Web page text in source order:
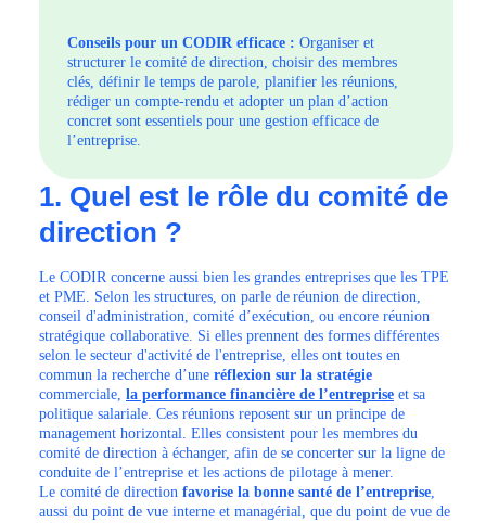
Conseils pour un CODIR efficace : Organiser et
structurer le comité de direction, choisir des membres
clés, définir le temps de parole, planifier les réunions,
rédiger un compte-rendu et adopter un plan d’action
concret sont essentiels pour une gestion efficace de
l’entreprise.
1. Quel est le rôle du comité de
direction ?
Le CODIR concerne aussi bien les grandes entreprises que les TPE
et PME. Selon les structures, on parle de réunion de direction,
conseil d'administration, comité d’exécution, ou encore réunion
stratégique collaborative. Si elles prennent des formes différentes
selon le secteur d'activité de l'entreprise, elles ont toutes en
commun la recherche d’une réflexion sur la stratégie
commerciale, la performance financière de l’entreprise et sa
politique salariale. Ces réunions reposent sur un principe de
management horizontal. Elles consistent pour les membres du
comité de direction à échanger, afin de se concerter sur la ligne de
conduite de l’entreprise et les actions de pilotage à mener.
Le comité de direction favorise la bonne santé de l’entreprise
aussi du point de vue interne et managérial, que du point de vue de